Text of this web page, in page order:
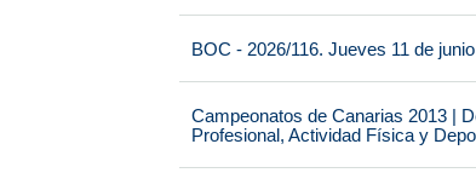
BOC - 2026/116. Jueves 11 de
Campeonatos de Canarias 2013 |
Profesional, Actividad Física y